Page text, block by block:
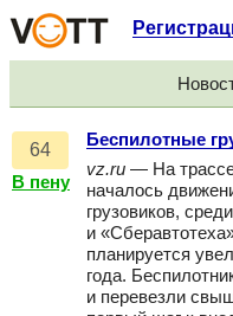
64
В пену
Беспилотные
vz.ru — На
началось
грузовиков,
и
планируется
года.
и перевезли